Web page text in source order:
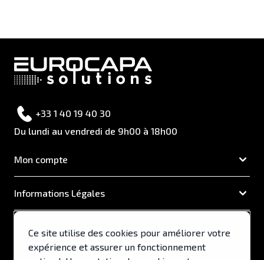
+33 1 40 19 40 30
Du lundi au vendredi de 9h00 à 18h00
Mon compte
Informations Légales
Ce site utilise des cookies pour améliorer votre
expérience et assurer un fonctionnement